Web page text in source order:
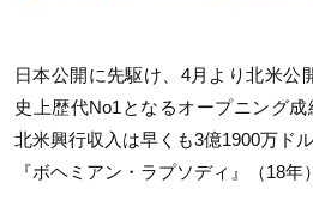
日本公開に先駆け、4月より北米公
史上歴代No1となるオープニング
北米興行収入は早くも3億1900万ド
『ボヘミアン・ラプソディ』（18年